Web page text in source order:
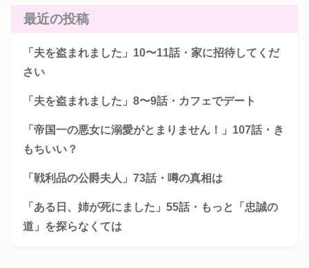
最近の投稿
「夫を盗まれました」10〜11話・家に招待してくだ
さい
「夫を盗まれました」8〜9話・カフェでデート
「帝国一の悪女に溺愛がとまりません！」107話・き
もちいい？
「戦利品の公爵夫人」73話・噂の真相は
「ある日、姉が死にました」55話・もっと「忠誠の
道」を探らなくては